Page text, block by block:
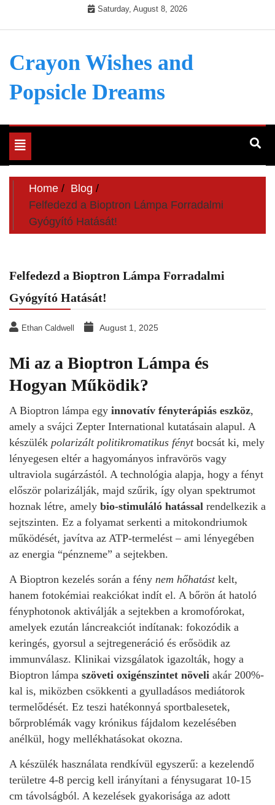
Saturday, August 8, 2026
Crayon Wishes and
Popsicle Dreams
Toggle
navigation
Home
Blog
Felfedezd a Bioptron Lámpa Forradalmi
Gyógyító Hatását!
Felfedezd a Bioptron Lámpa Forradalmi
Gyógyító Hatását!
Ethan Caldwell August 1, 2025
Mi az a Bioptron Lámpa és
Hogyan Működik?
A Bioptron lámpa egy innovatív fényterápiás eszköz,
amely a svájci Zepter International kutatásain alapul. A
készülék polarizált politikromatikus fénytbocsát ki, mely
lényegesen eltér a hagyományos infravörös vagy
ultraviola sugárzástól. A technológia alapja, hogy a fényt
először polarizálják, majd szűrik, így olyan spektrumot
hoznak létre, amely bio-stimuláló hatással rendelkezik a
sejtszinten. Ez a folyamat serkenti a mitokondriumok
működését, javítva az ATP-termelést – ami lényegében
az energia “pénzneme” a sejtekben.
A Bioptron kezelés során a fény nem hőhatástkelt,
hanem fotokémiai reakciókat indít el. A bőrön át hatoló
fényphotonok aktiválják a sejtekben a kromofórokat,
amelyek ezután láncreakciót indítanak: fokozódik a
keringés, gyorsul a sejtregeneráció és erősödik az
immunválasz. Klinikai vizsgálatok igazolták, hogy a
Bioptron lámpa szöveti oxigénszintet növeli akár 200%-
kal is, miközben csökkenti a gyulladásos mediátorok
termelődését. Ez teszi hatékonnyá sportbalesetek,
bőrproblémák vagy krónikus fájdalom kezelésében
anélkül, hogy mellékhatásokat okozna.
A készülék használata rendkívül egyszerű: a kezelendő
területre 4-8 percig kell irányítani a fénysugarat 10-15
cm távolságból. A kezelések gyakorisága az adott